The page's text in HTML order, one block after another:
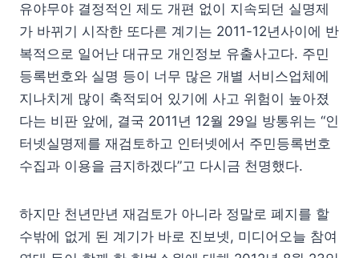
유야무야 결정적인 제도 개편 없이 지속되던 실명제
가 바뀌기 시작한 또다른 계기는 2011-12년사이에 반
복적으로 일어난 대규모 개인정보 유출사고다. 주민
등록번호와 실명 등이 너무 많은 개별 서비스업체에
지나치게 많이 축적되어 있기에 사고 위험이 높아졌
다는 비판 앞에, 결국 2011년 12월 29일 방통위는 “인
터넷실명제를 재검토하고 인터넷에서 주민등록번호
수집과 이용을 금지하겠다”고 다시금 천명했다.
하지만 천년만년 재검토가 아니라 정말로 폐지를 할
수밖에 없게 된 계기가 바로 진보넷, 미디어오늘 참여